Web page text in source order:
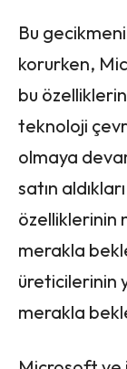
Bu
korurken,
bu
teknoloji
olmaya
satın
özelliklerinin
merakla
üreticilerinin
merakla